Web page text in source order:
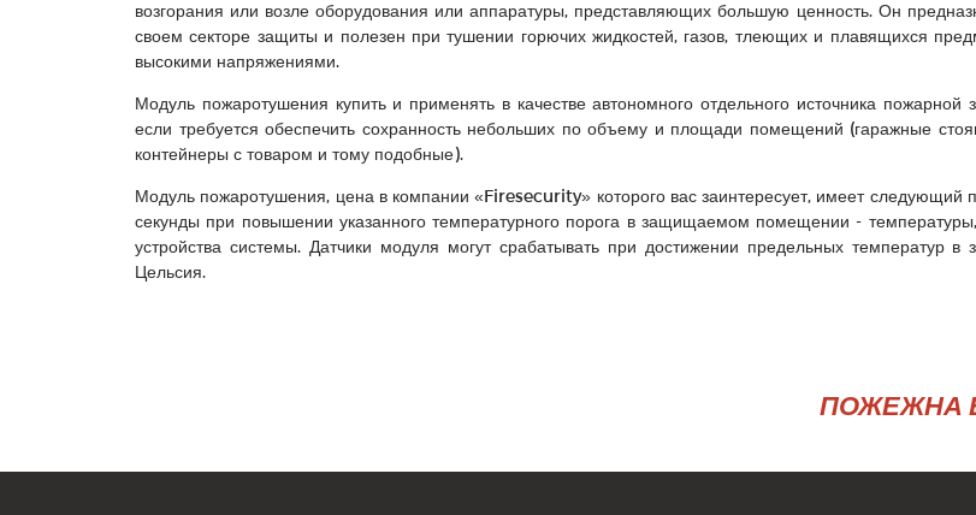
возгорания или возле оборудования или аппаратуры, представляющих большую ценность. Он
своем секторе защиты и полезен при тушении горючих жидкостей, газов, тлеющих и плавящихся
высокими напряжениями.
Модуль пожаротушения купить и применять в качестве автономного отдельного источника
если требуется обеспечить сохранность небольших по объему и площади помещений (гаражные
контейнеры с товаром и тому подобные).
Модуль пожаротушения, цена в компании «Firesecurity» которого вас заинтересует, имеет следующий
секунды при повышении указанного температурного порога в защищаемом помещении -
устройства системы. Датчики модуля могут срабатывать при достижении предельных
Цельсия.
ПОЖЕЖНА